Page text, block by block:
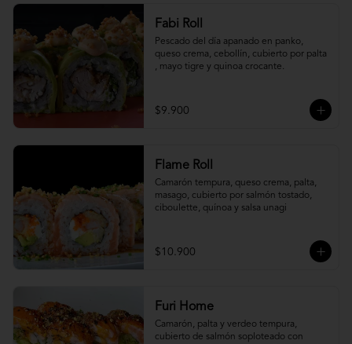
Fabi Roll
Pescado del día apanado en panko,
queso crema, cebollín, cubierto por palta
, mayo tigre y quinoa crocante.
$9.900
Flame Roll
Camarón tempura, queso crema, palta,
masago, cubierto por salmón tostado,
ciboulette, quínoa y salsa unagi
$10.900
Furi Home
Camarón, palta y verdeo tempura,
cubierto de salmón soploteado con